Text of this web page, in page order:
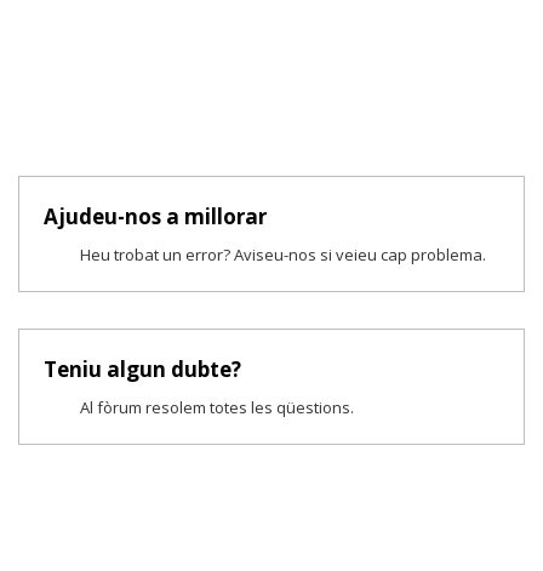
Ajudeu-nos a millorar
Heu trobat un error? Aviseu-nos si veieu cap problema.
Teniu algun dubte?
Al fòrum resolem totes les qüestions.